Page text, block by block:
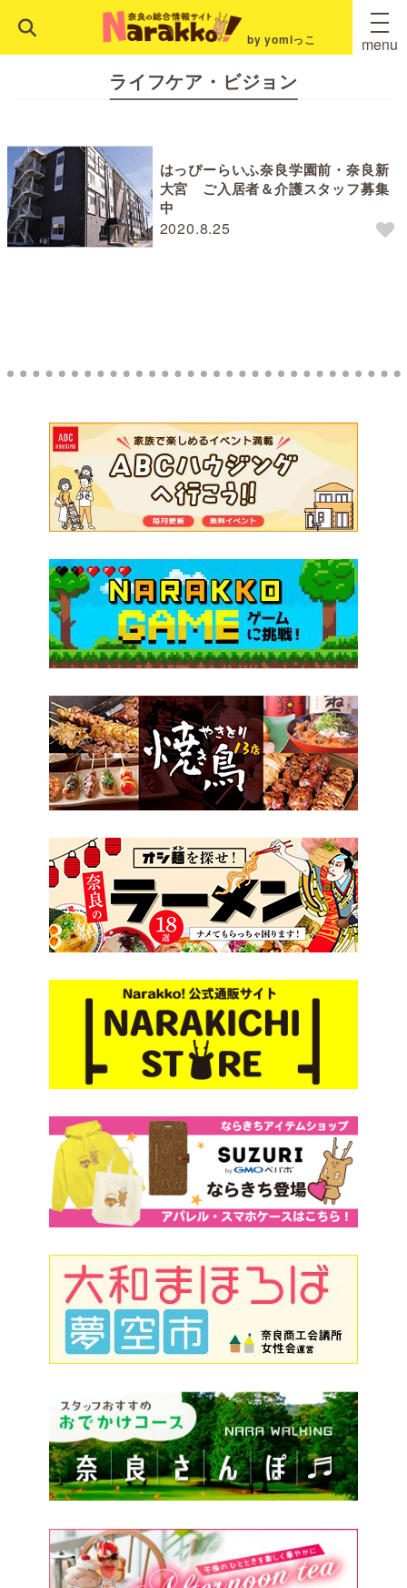
by yomiっこ menu
ライフケア・ビジョン
2020.8.25
はっぴーらいふ奈良学園前・奈良新
大宮 ご入居者＆介護スタッフ募集
中